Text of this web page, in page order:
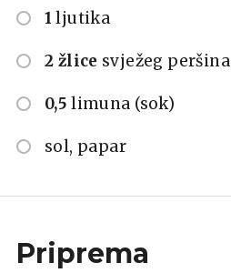
1 ljutika
2 žlice svježeg peršina
0,5 limuna (sok)
sol, papar
Priprema